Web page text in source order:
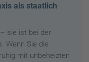
als staatlich
sie ist bei der
Wenn Sie die
mit unbeheizten